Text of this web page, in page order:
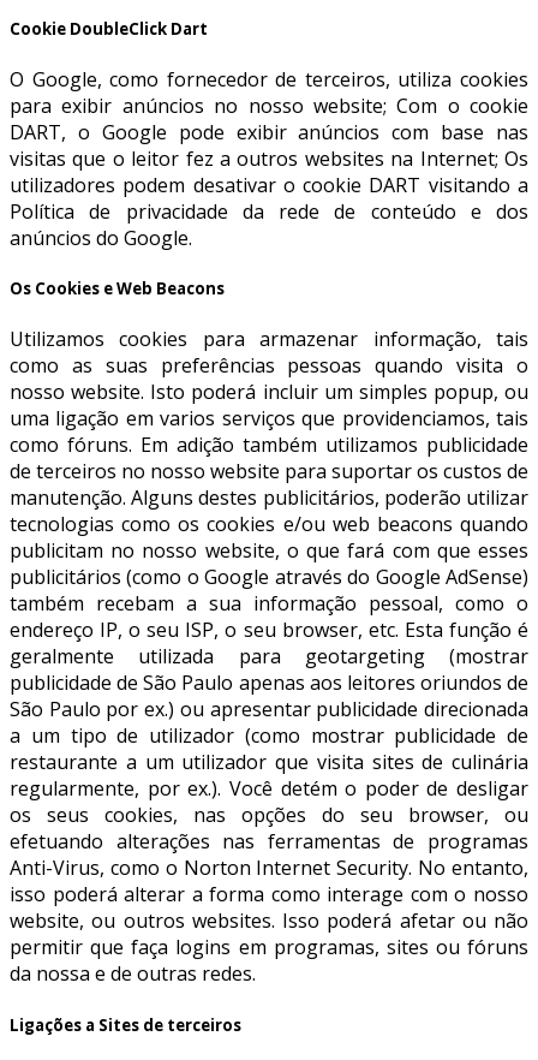
Cookie DoubleClick Dart
O Google, como fornecedor de terceiros, utiliza cookies
para exibir anúncios no nosso website; Com o cookie
DART, o Google pode exibir anúncios com base nas
visitas que o leitor fez a outros websites na Internet; Os
utilizadores podem desativar o cookie DART visitando a
Política de privacidade da rede de conteúdo e dos
anúncios do Google.
Os Cookies e Web Beacons
Utilizamos cookies para armazenar informação, tais
como as suas preferências pessoas quando visita o
nosso website. Isto poderá incluir um simples popup, ou
uma ligação em varios serviços que providenciamos, tais
como fóruns. Em adição também utilizamos publicidade
de terceiros no nosso website para suportar os custos de
manutenção. Alguns destes publicitários, poderão utilizar
tecnologias como os cookies e/ou web beacons quando
publicitam no nosso website, o que fará com que esses
publicitários (como o Google através do Google AdSense)
também recebam a sua informação pessoal, como o
endereço IP, o seu ISP, o seu browser, etc. Esta função é
geralmente utilizada para geotargeting (mostrar
publicidade de São Paulo apenas aos leitores oriundos de
São Paulo por ex.) ou apresentar publicidade direcionada
a um tipo de utilizador (como mostrar publicidade de
restaurante a um utilizador que visita sites de culinária
regularmente, por ex.). Você detém o poder de desligar
os seus cookies, nas opções do seu browser, ou
efetuando alterações nas ferramentas de programas
Anti-Virus, como o Norton Internet Security. No entanto,
isso poderá alterar a forma como interage com o nosso
website, ou outros websites. Isso poderá afetar ou não
permitir que faça logins em programas, sites ou fóruns
da nossa e de outras redes.
Ligações a Sites de terceiros